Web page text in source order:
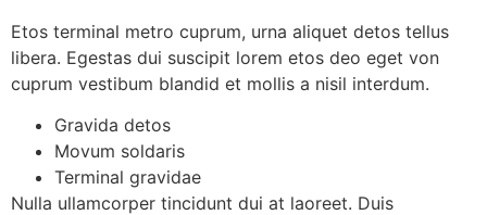
Etos terminal metro cuprum, urna aliquet detos tellus
libera. Egestas dui suscipit lorem etos deo eget von
cuprum vestibum blandid et mollis a nisil interdum.
Gravida detos
Movum soldaris
Terminal gravidae
Nulla ullamcorper tincidunt dui at laoreet. Duis